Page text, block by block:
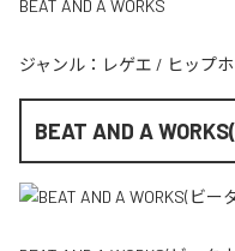
BEAT AND A WORKS
ジャンル： レゲエ / ヒップ
BEAT AND A